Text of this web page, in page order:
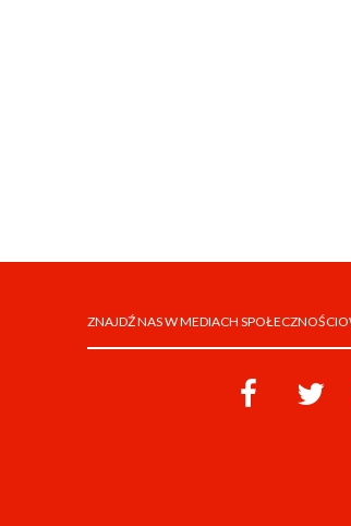
ZNAJDŹ NAS W MEDIACH